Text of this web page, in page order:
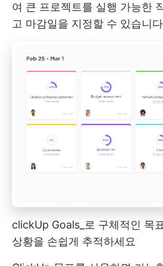
여 큰 프로젝트를 실행 가능한
고 마감일을 지정할 수 있습니
clickUp Goals_로 구체적인 목
상황을 손쉽게 추적하세요